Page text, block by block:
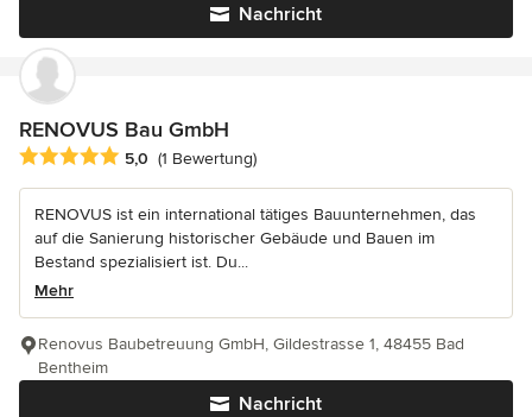
Nachricht
RENOVUS Bau GmbH
Durchschnittliche Bewertung: 5 von 5 Sternen
5,0 (1 Bewertung)
RENOVUS ist ein international tätiges Bauunternehmen, das
auf die Sanierung historischer Gebäude und Bauen im
Bestand spezialisiert ist. Du...
Mehr
Nachricht
Renovus Baubetreuung GmbH, Gildestrasse 1, 48455 Bad
Bentheim